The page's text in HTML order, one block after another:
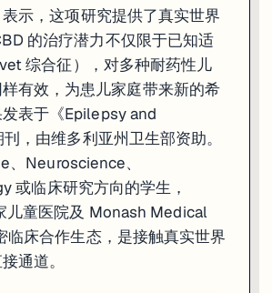
示，这项研究提供了真实世界
的治疗潜力不仅限于已知适
综合征），对多种耐药性儿
有效，为患儿家庭带来新的希
表于《Epilepsy and
，由维多利亚州卫生部资助。
、Neuroscience、
或临床研究方向的学生，
儿童医院及 Monash Medical
临床合作生态，是接触真实世界
通道。